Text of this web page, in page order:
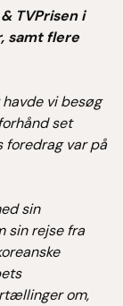
TVPrisen i
samt flere
vi besøg
set
foredrag var på
sin
sin rejse fra
om,